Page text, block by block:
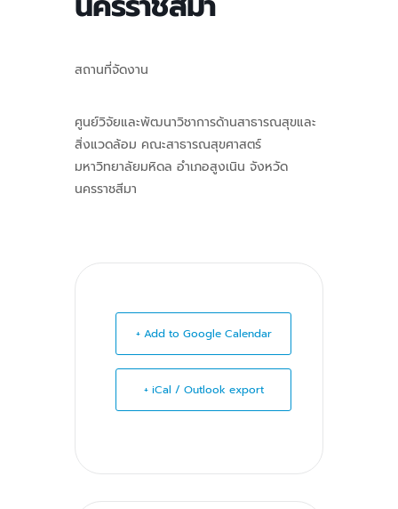
สถานที่จัดงาน
ศูนย์วิจัยและพัฒนาวิชาการด้านสาธารณสุขและ
สิ่งแวดล้อม คณะสาธารณสุขศาสตร์
มหาวิทยาลัยมหิดล อำเภอสูงเนิน จังหวัด
นครราชสีมา
+ Add to Google Calendar
+ iCal / Outlook export